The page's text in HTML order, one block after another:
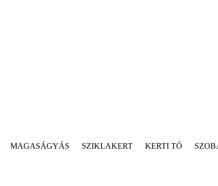
MAGASÁGYÁS SZIKLAKERT KERTI TÓ